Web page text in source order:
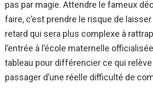
pas par magie. Attendre le fameux
faire, c’est prendre le risque de laisser
retard qui sera plus complexe à
l’entrée à l’école maternelle
tableau pour différencier ce qui relève
passager d’une réelle difficulté de